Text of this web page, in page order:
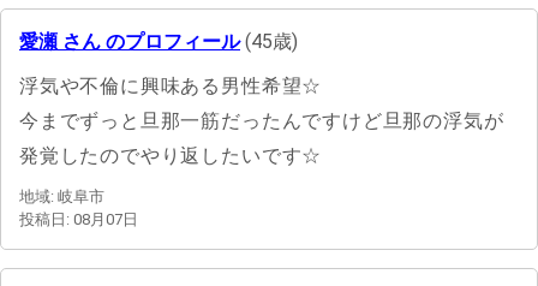
愛瀬 さん のプロフィール(45歳)
浮気や不倫に興味ある男性希望☆
今までずっと旦那一筋だったんですけど旦那の浮気が
発覚したのでやり返したいです☆
地域: 岐阜市
投稿日: 08月07日